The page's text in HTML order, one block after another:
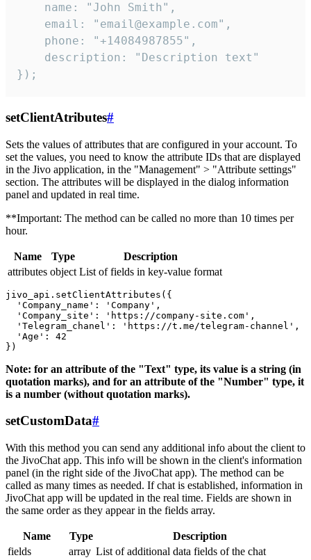
    name: "John Smith",
    email: "email@example.com",
    phone: "+14084987855",
    description: "Description text"
});
setClientAtributes#
Sets the values ​​of attributes that are configured in your account. To
set the values, you need to know the attribute IDs that are displayed
in the Jivo application, in the "Management" > "Attribute settings"
section. The attributes will be displayed in the dialog information
panel and updated in real time.
**Important: The method can be called no more than 10 times per
hour.
Name Type
Description
attributes object List of fields in key-value format
jivo_api.setClientAttributes({
  'Company_name': 'Company',
  'Company_site': 'https://company-site.com',
  'Telegram_chanel': 'https://t.me/telegram-channel',
  'Age': 42
Note: for an attribute of the "Text" type, its value is a string (in
quotation marks), and for an attribute of the "Number" type, it
is a number (without quotation marks).
setCustomData#
With this method you can send any additional info about the client to
the JivoChat app. This info will be shown in the client's information
panel (in the right side of the JivoChat app). The method can be
called as many times as needed. If chat is established, information in
JivoChat app will be updated in the real time. Fields are shown in
the same order as they appear in the fields array.
Name Type
Description
fields
array List of additional data fields of the chat